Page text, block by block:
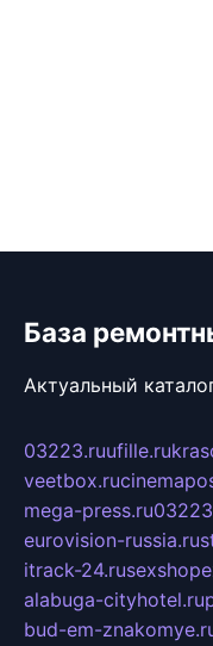
База
Актуальный
03223.ruufille.ru
veetbox.ru
mega-press.ru
eurovision-russia.ru
itrack-24.ru
alabuga-cityhotel.ru
bud-em-